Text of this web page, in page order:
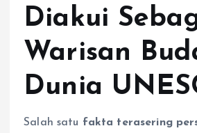
Diakui
Warisan
Dunia
Salah satu fakta terasering